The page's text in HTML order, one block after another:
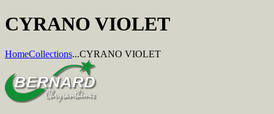
CYRANO VIOLET
HomeCollections...CYRANO VIOLET